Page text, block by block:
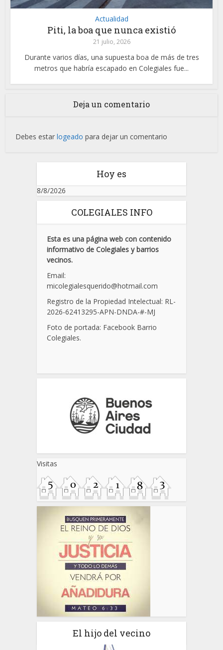
Actualidad
Piti, la boa que nunca existió
21 julio, 2026
Durante varios días, una supuesta boa de más de tres
metros que habría escapado en Colegiales fue...
Deja un comentario
Debes estarlogeado para dejar un comentario
Hoy es
8/8/2026
COLEGIALES INFO
Esta es una página web con contenido
informativo de Colegiales y barrios
vecinos.
Email:
micolegialesquerido@hotmail.com
Registro de la Propiedad Intelectual: RL-
2026-62413295-APN-DNDA-#-MJ
Foto de portada: Facebook Barrio
Colegiales.
Visitas
El hijo del vecino